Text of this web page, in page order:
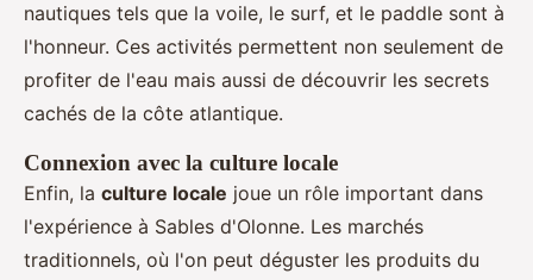
nautiques tels que la voile, le surf, et le paddle sont à
l'honneur. Ces activités permettent non seulement de
profiter de l'eau mais aussi de découvrir les secrets
cachés de la côte atlantique.
Connexion avec la culture locale
Enfin, la culture locale joue un rôle important dans
l'expérience à Sables d'Olonne. Les marchés
traditionnels, où l'on peut déguster les produits du